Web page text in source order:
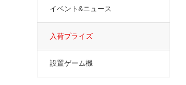
イベント&ニュース
入荷プライズ
設置ゲーム機